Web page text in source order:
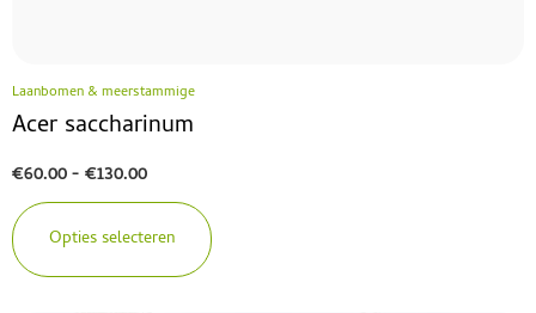
Laanbomen & meerstammige
Acer saccharinum
€60.00-€130.00
Opties selecteren